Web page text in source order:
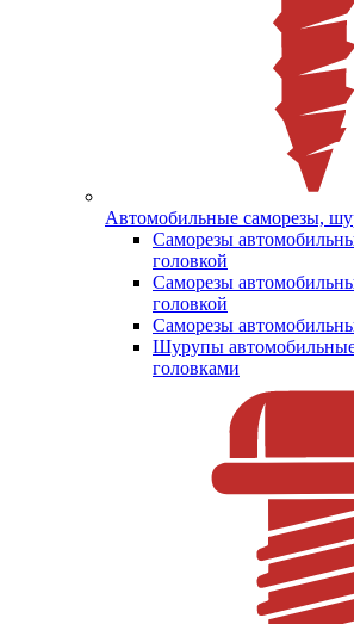
Автомобильные саморезы,
Саморезы
головкой
Саморезы
головкой
Саморезы
Шурупы
головками